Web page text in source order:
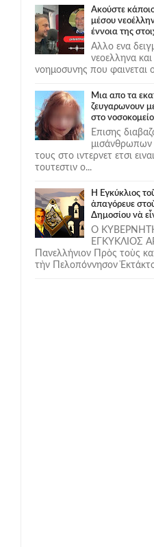
Ακούστε
μέσου
έννοια της
Αλλο ενα
νεοελληνα
νοημοσυνης που φαινεται
Μια απο τα
ζευγαρωνουν
στο νοσοκομείο
Επισης
μισάνθρωπων
τους στο ιντερνετ ετσι
τουτεστιν ο...
Ἡ Ἐγκύκλιος
ἀπαγόρευε
Δημοσίου νὰ
Ο
ΕΓΚΥΚΛΙΟΣ
Πανελλήνιον Πρὸς τοὺς
τὴν Πελοπόννησον